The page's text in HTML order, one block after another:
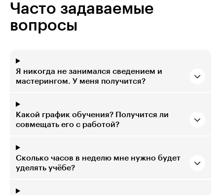
Часто задаваемые
вопросы
Я никогда не занимался сведением и
мастерингом. У меня получится?
Какой график обучения? Получится ли
совмещать его с работой?
Сколько часов в неделю мне нужно будет
уделять учёбе?